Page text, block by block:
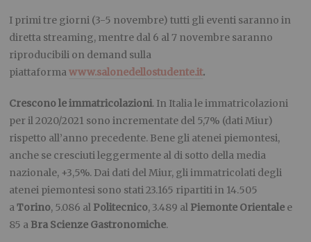
I primi tre giorni (3-5 novembre) tutti gli eventi saranno in
diretta streaming, mentre dal 6 al 7 novembre saranno
riproducibili on demand sulla
piattaformawww.salonedellostudente.it.
Crescono le immatricolazioni. In Italia le immatricolazioni
per il 2020/2021 sono incrementate del 5,7% (dati Miur)
rispetto all’anno precedente. Bene gli atenei piemontesi,
anche se cresciuti leggermente al di sotto della media
nazionale, +3,5%. Dai dati del Miur, gli immatricolati degli
atenei piemontesi sono stati 23.165 ripartiti in 14.505
aTorino, 5.086 al Politecnico, 3.489 al Piemonte Orientale e
85 a Bra Scienze Gastronomiche.